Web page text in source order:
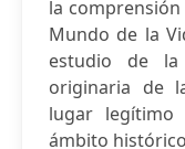
la
Mundo de la
estudio de
originaria de
lugar
ámbito